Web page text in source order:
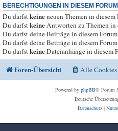
BERECHTIGUNGEN IN DIESEM FORUM
Du darfstkeineneuen Themen in diesem
Du darfstkeineAntworten zu Themen in
Du darfst deine Beiträge in diesem Forum
Du darfst deine Beiträge in diesem Forum
Du darfstkeineDateianhänge in diesem
Foren-Übersicht Alle Cookies
Powered by phpBB® Forum
Deutsche
Datenschutz|